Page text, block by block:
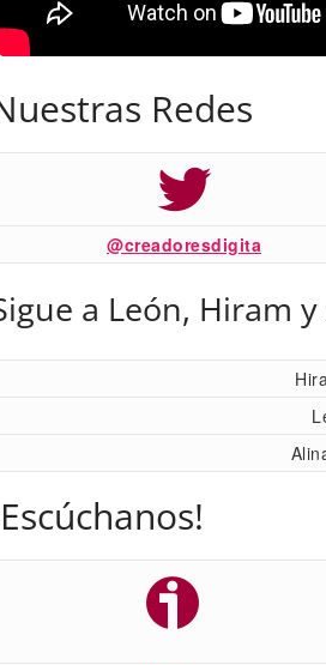
Redes
@creadoresdigita
a León, Hiram